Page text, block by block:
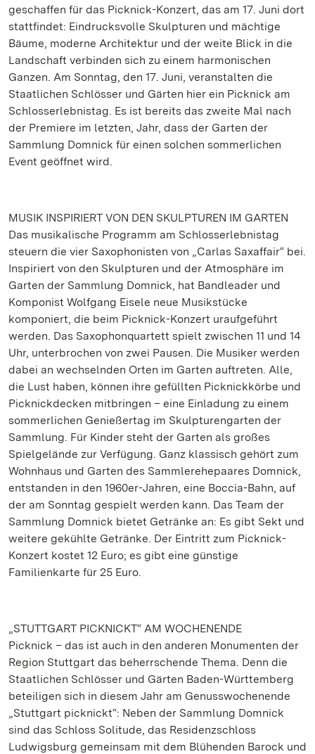
geschaffen für das Picknick-Konzert, das am 17. Juni dort
stattfindet: Eindrucksvolle Skulpturen und mächtige
Bäume, moderne Architektur und der weite Blick in die
Landschaft verbinden sich zu einem harmonischen
Ganzen. Am Sonntag, den 17. Juni, veranstalten die
Staatlichen Schlösser und Gärten hier ein Picknick am
Schlosserlebnistag. Es ist bereits das zweite Mal nach
der Premiere im letzten, Jahr, dass der Garten der
Sammlung Domnick für einen solchen sommerlichen
Event geöffnet wird.
MUSIK INSPIRIERT VON DEN SKULPTUREN IM GARTEN
Das musikalische Programm am Schlosserlebnistag
steuern die vier Saxophonisten von „Carlas Saxaffair“ bei.
Inspiriert von den Skulpturen und der Atmosphäre im
Garten der Sammlung Domnick, hat Bandleader und
Komponist Wolfgang Eisele neue Musikstücke
komponiert, die beim Picknick-Konzert uraufgeführt
werden. Das Saxophonquartett spielt zwischen 11 und 14
Uhr, unterbrochen von zwei Pausen. Die Musiker werden
dabei an wechselnden Orten im Garten auftreten. Alle,
die Lust haben, können ihre gefüllten Picknickkörbe und
Picknickdecken mitbringen – eine Einladung zu einem
sommerlichen Genießertag im Skulpturengarten der
Sammlung. Für Kinder steht der Garten als großes
Spielgelände zur Verfügung. Ganz klassisch gehört zum
Wohnhaus und Garten des Sammlerehepaares Domnick,
entstanden in den 1960er-Jahren, eine Boccia-Bahn, auf
der am Sonntag gespielt werden kann. Das Team der
Sammlung Domnick bietet Getränke an: Es gibt Sekt und
weitere gekühlte Getränke. Der Eintritt zum Picknick-
Konzert kostet 12 Euro; es gibt eine günstige
Familienkarte für 25 Euro.
„STUTTGART PICKNICKT“ AM WOCHENENDE
Picknick – das ist auch in den anderen Monumenten der
Region Stuttgart das beherrschende Thema. Denn die
Staatlichen Schlösser und Gärten Baden-Württemberg
beteiligen sich in diesem Jahr am Genusswochenende
„Stuttgart picknickt“: Neben der Sammlung Domnick
sind das Schloss Solitude, das Residenzschloss
Ludwigsburg gemeinsam mit dem Blühenden Barock und